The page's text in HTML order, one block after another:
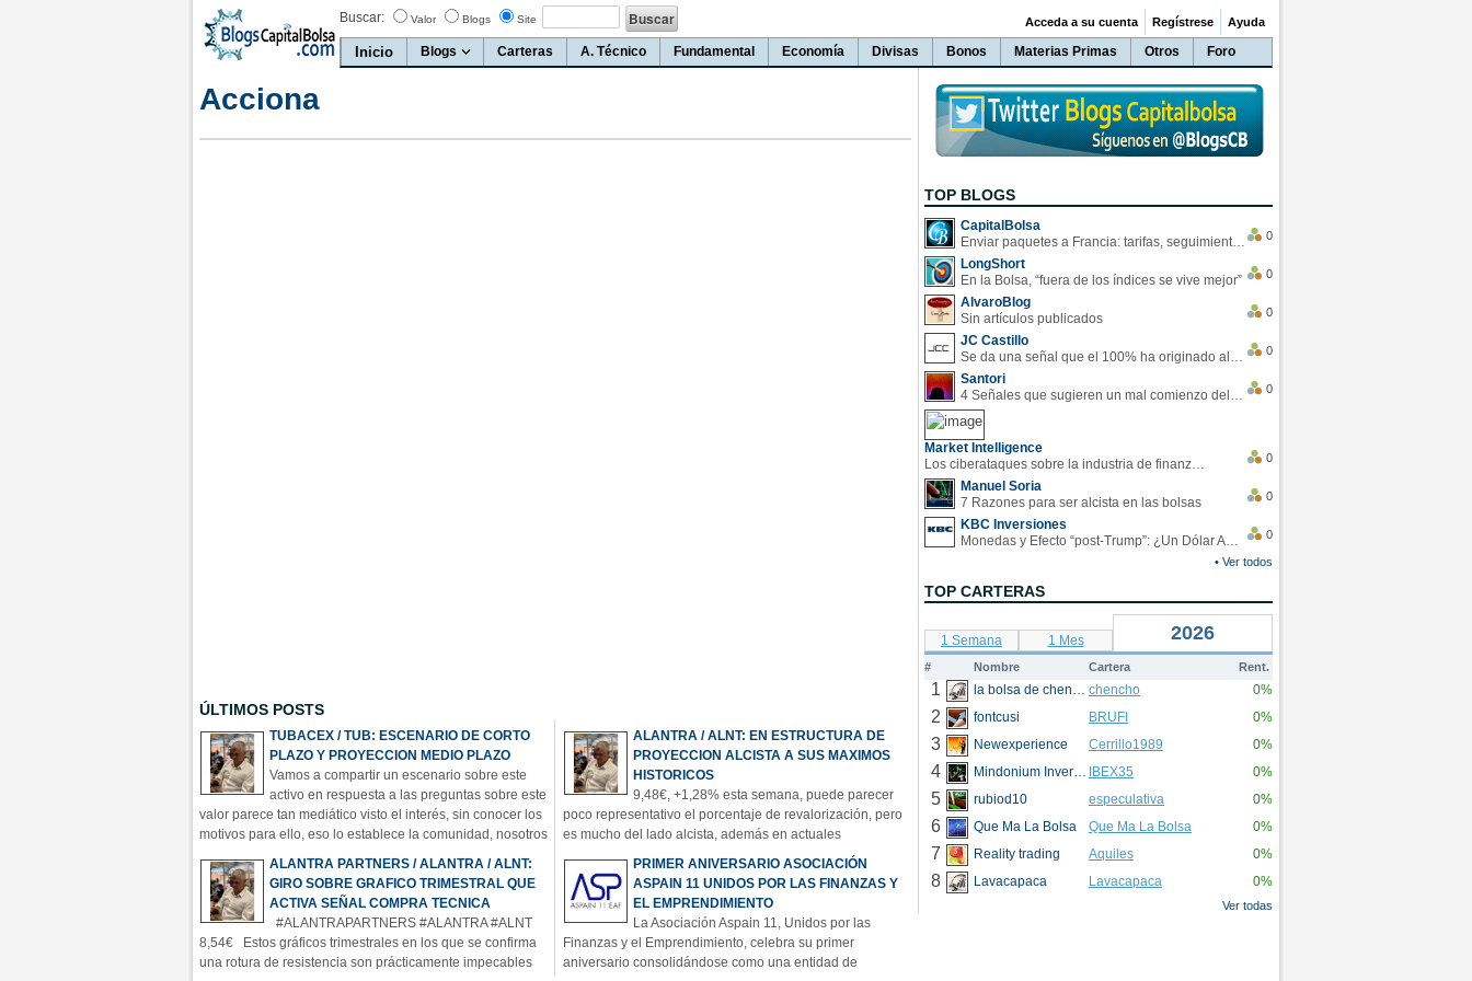
Buscar: Valor Blogs Site
Inicio Blogs Carteras A. Técnico Fundamental Economía Divisas Bonos Materias Primas Otros Foro
Acceda a su cuenta Regístrese Ayuda
Acciona
ÚLTIMOS POSTS
TUBACEX / TUB: ESCENARIO DE CORTO
PLAZO Y PROYECCION MEDIO PLAZO
Vamos a compartir un escenario sobre este
activo en respuesta a las preguntas sobre este
valor parece tan mediático visto el interés, sin conocer los
motivos para ello, eso lo establece la comunidad, nosotros
manera puntual sobre lo que sí puedo ir comentando en el
Cana
ALANTRA / ALNT: EN ESTRUCTURA DE
PROYECCION ALCISTA A SUS MAXIMOS
HISTORICOS
9,48€, +1,28% esta semana, puede parecer
poco representativo el porcentaje de revalorización, pero
es mucho del lado alcista, además en actuales
credenciales técnico / fundamentales, lo comentaba esta
semana con la sensación de que están comprando
importantes o significativos de mercado confiando en el
poten
ALANTRA PARTNERS / ALANTRA / ALNT:
GIRO SOBRE GRAFICO TRIMESTRAL QUE
ACTIVA SEÑAL COMPRA TECNICA
#ALANTRAPARTNERS #ALANTRA #ALNT
8,54€ Estos gráficos trimestrales en los que se confirma
una rotura de resistencia son prácticamente impecables
PRIMER ANIVERSARIO ASOCIACIÓN
ASPAIN 11 UNIDOS POR LAS FINANZAS Y
EL EMPRENDIMIENTO
La Asociación Aspain 11, Unidos por las
Finanzas y el Emprendimiento, celebra su primer
aniversario consolidándose como una entidad de
TOP BLOGS
CapitalBolsa
Enviar paquetes a Francia: tarifas, seguimiento y ventajas destacadas
0
LongShort
En la Bolsa, “fuera de los índices se vive mejor”
0
AlvaroBlog
Sin artículos publicados
0
JC Castillo
Se da una señal que el 100% ha originado alzas en las bolsas
0
Santori
4 Señales que sugieren un mal comienzo del 3T de la economía EEUU
0
Market Intelligence
Los ciberataques sobre la industria de finanzas se han duplicado este año
0
Manuel Soria
7 Razones para ser alcista en las bolsas
0
KBC Inversiones
Monedas y Efecto “post-Trump”: ¿Un Dólar Americano operando en rangos?
0
• Ver todos
TOP CARTERAS
1 Semana 1 Mes 2026
# Nombre Cartera Rent.
1 la bolsa de chencho chencho 0%
2 fontcusi BRUFI 0%
3 Newexperience Cerrillo1989 0%
4 Mindonium Inversions IBEX35 0%
5 rubiod10 especulativa 0%
6 Que Ma La Bolsa Que Ma La Bolsa 0%
7 Reality trading Aquiles 0%
8 Lavacapaca Lavacapaca 0%
Ver todas